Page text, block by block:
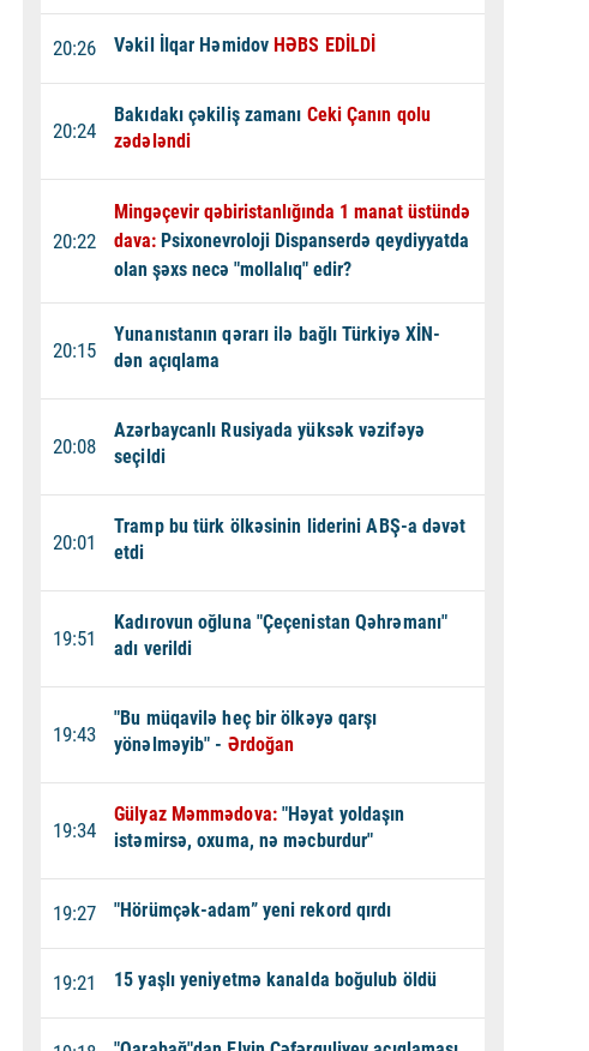
20:26 Vəkil İlqar Həmidov HƏBS EDİLDİ
20:24
Bakıdakı çəkiliş zamanı Ceki Çanın qolu
zədələndi
20:22
Mingəçevir qəbiristanlığında 1 manat üstündə
dava: Psixonevroloji Dispanserdə qeydiyyatda
olan şəxs necə "mollalıq" edir?
20:15
Yunanıstanın qərarı ilə bağlı Türkiyə XİN-
dən açıqlama
20:08
Azərbaycanlı Rusiyada yüksək vəzifəyə
seçildi
20:01
Tramp bu türk ölkəsinin liderini ABŞ-a dəvət
etdi
19:51
Kadırovun oğluna "Çeçenistan Qəhrəmanı"
adı verildi
19:43
"Bu müqavilə heç bir ölkəyə qarşı
yönəlməyib" - Ərdoğan
19:34
Gülyaz Məmmədova:"Həyat yoldaşın
istəmirsə, oxuma, nə məcburdur"
19:27 "Hörümçək-adam” yeni rekord qırdı
19:21 15 yaşlı yeniyetmə kanalda boğulub öldü